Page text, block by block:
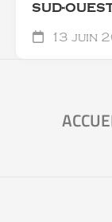
SUD-
13 juin